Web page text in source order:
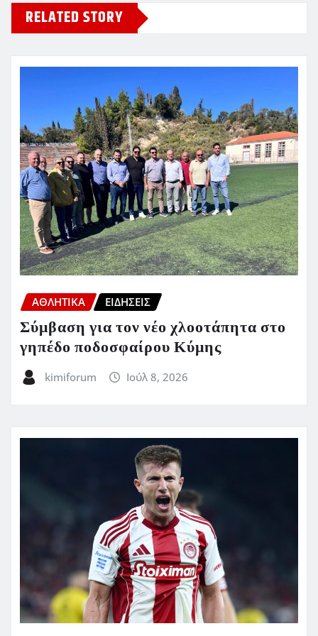
RELATED STORY
ΑΘΛΗΤΙΚΑ ΕΙΔΗΣΕΙΣ
Σύμβαση για τον νέο χλοοτάπητα στο
γηπέδο ποδοσφαίρου Κύμης
kimiforum Ιούλ 8, 2026